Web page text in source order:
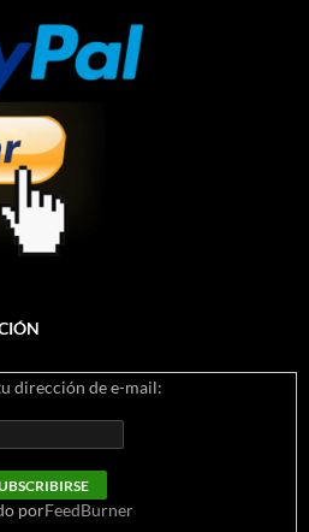
dirección de e-mail:
porFeedBurner